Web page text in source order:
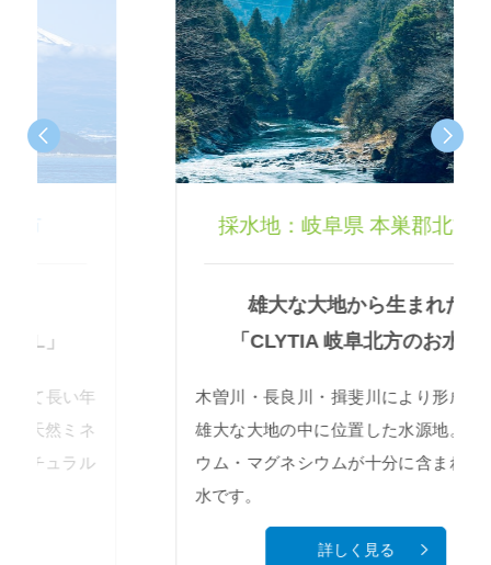
採水地：岐阜県 本巣郡北方町
雄大な大地から生まれた
「CLYTIA 岐阜北方のお水」
木曽川・長良川・揖斐川により形成された
雄大な大地の中に位置した水源地。カルシ
ウム・マグネシウムが十分に含まれた天然